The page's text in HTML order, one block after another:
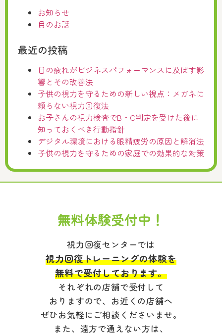
お知らせ
目のお話
最近の投稿
目の疲れがビジネスパフォーマンスに及ぼす影
響とその改善法
子供の視力を守るための新しい視点：メガネに
頼らない視力回復法
お子さんの視力検査でB・C判定を受けた後に
知っておくべき行動指針
デジタル環境における眼精疲労の原因と解消法
子供の視力を守るための家庭での効果的な対策
無料体験受付中！
視力回復センターでは
視力回復トレーニングの体験を
無料で受付しております。
それぞれの店舗で受付して
おりますので、お近くの店舗へ
ぜひお気軽にご相談くださいませ。
また、遠方で通えない方は、